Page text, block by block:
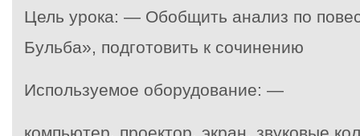
Цель урока: — Обобщить анализ по
Бульба», подготовить к сочинению
Используемое оборудование: —